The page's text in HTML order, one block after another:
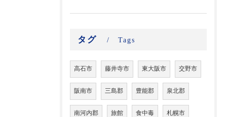
タグ Tags
高石市 藤井寺市 東大阪市 交野市
阪南市 三島郡 豊能郡 泉北郡
南河内郡 旅館 食中毒 札幌市